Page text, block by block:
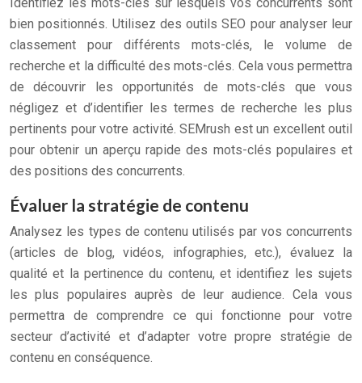
bien positionnés. Utilisez des outils SEO pour analyser leur
classement pour différents mots-clés, le volume de
recherche et la difficulté des mots-clés. Cela vous permettra
de découvrir les opportunités de mots-clés que vous
négligez et d’identifier les termes de recherche les plus
pertinents pour votre activité. SEMrush est un excellent outil
pour obtenir un aperçu rapide des mots-clés populaires et
des positions des concurrents.
Évaluer la stratégie de contenu
Analysez les types de contenu utilisés par vos concurrents
(articles de blog, vidéos, infographies, etc.), évaluez la
qualité et la pertinence du contenu, et identifiez les sujets
les plus populaires auprès de leur audience. Cela vous
permettra de comprendre ce qui fonctionne pour votre
secteur d’activité et d’adapter votre propre stratégie de
contenu en conséquence.